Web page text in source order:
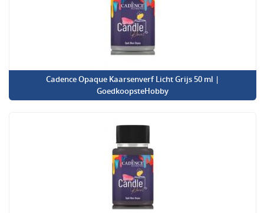
Cadence Opaque Kaarsenverf Licht Grijs 50 ml |
GoedkoopsteHobby